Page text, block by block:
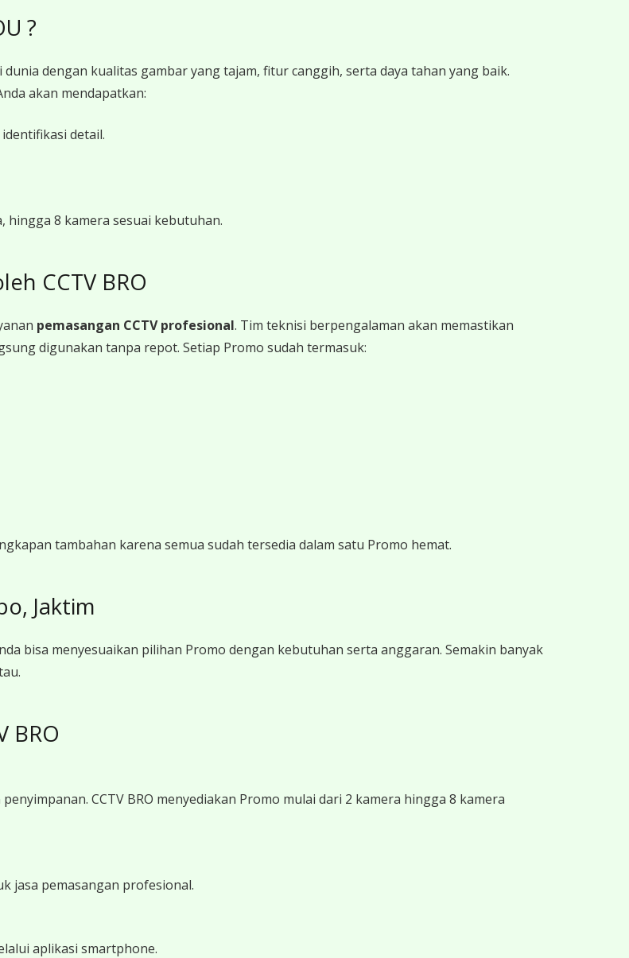
?
dengan kualitas gambar yang tajam, fitur canggih, serta daya tahan yang baik.
akan mendapatkan:
detail.
hingga 8 kamera sesuai kebutuhan.
CCTV BRO
pemasangan CCTV profesional. Tim teknisi berpengalaman akan memastikan
digunakan tanpa repot. Setiap Promo sudah termasuk:
tambahan karena semua sudah tersedia dalam satu Promo hemat.
Jaktim
bisa menyesuaikan pilihan Promo dengan kebutuhan serta anggaran. Semakin banyak
BRO
CCTV BRO menyediakan Promo mulai dari 2 kamera hingga 8 kamera
jasa pemasangan profesional.
aplikasi smartphone.